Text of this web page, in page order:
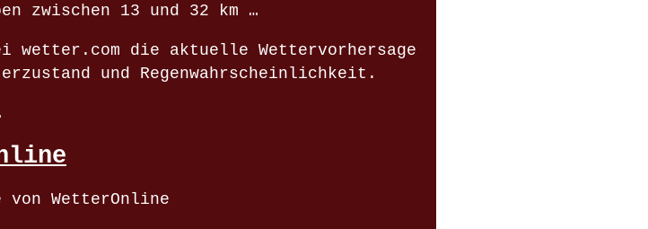
zwischen 13 und 32 km …
wetter.com die aktuelle Wettervorhersage
und Regenwahrscheinlichkeit.
von WetterOnline